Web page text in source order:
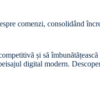
comenzi, consolidând
și să
digital modern.